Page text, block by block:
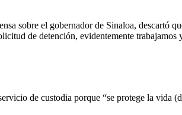
sobre el gobernador de Sinaloa,
de detención, evidentemente
de custodia porque “se protege la vida